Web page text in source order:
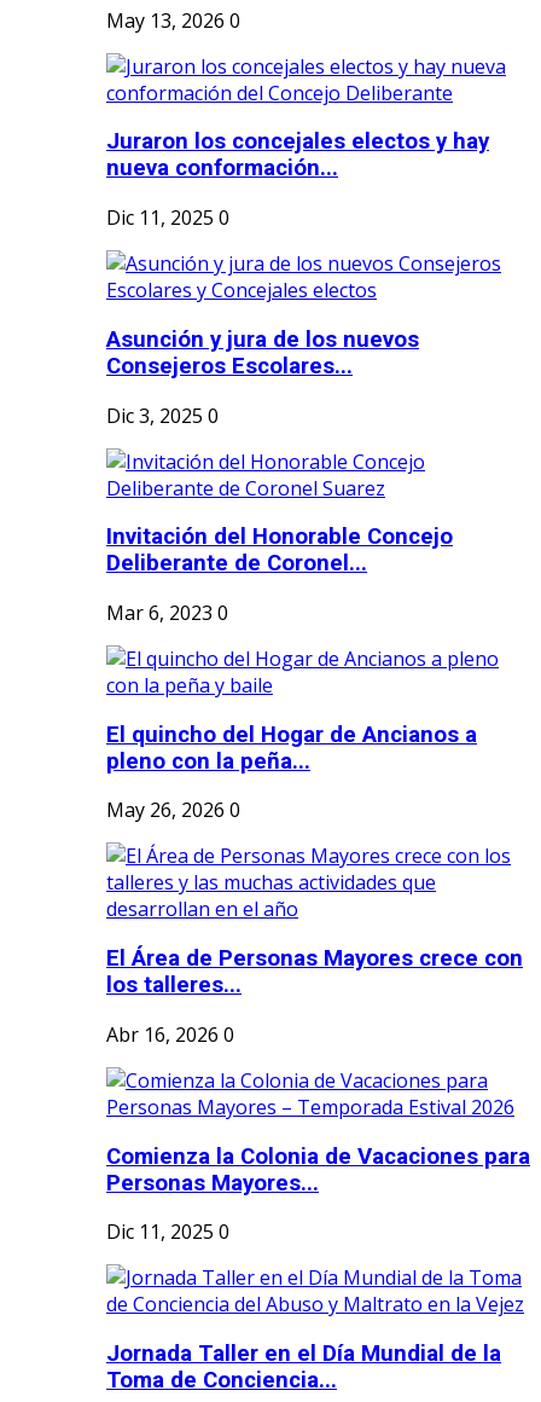
May 13, 2026 0
Juraron los concejales electos y hay
nueva conformación...
Dic 11, 2025 0
Asunción y jura de los nuevos
Consejeros Escolares...
Dic 3, 2025 0
Invitación del Honorable Concejo
Deliberante de Coronel...
Mar 6, 2023 0
El quincho del Hogar de Ancianos a
pleno con la peña...
May 26, 2026 0
El Área de Personas Mayores crece con
los talleres...
Abr 16, 2026 0
Comienza la Colonia de Vacaciones para
Personas Mayores...
Dic 11, 2025 0
Jornada Taller en el Día Mundial de la
Toma de Conciencia...